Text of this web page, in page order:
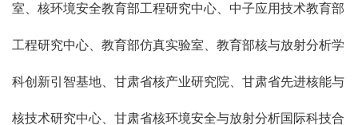
室、核环境安全教育部工程研究中心、中子应用技术教育部
工程研究中心、教育部仿真实验室、教育部核与放射分析学
科创新引智基地、甘肃省核产业研究院、甘肃省先进核能与
核技术研究中心、甘肃省核环境安全与放射分析国际科技合